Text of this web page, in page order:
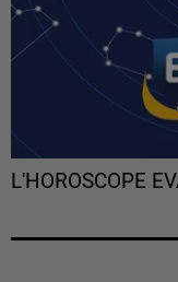
L'HOROSCOPE